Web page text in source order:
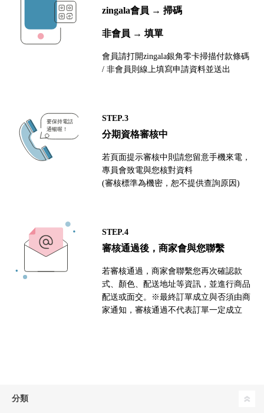
zingala會員 → 掃碼
非會員 → 填單
會員請打開zingala銀角零卡掃描付款條碼
/ 非會員則線上填寫申請資料並送出
STEP.3
分期資格審核中
若頁面提示審核中則請您留意手機來電，
專員會致電與您核對資料
(審核標準為機密，恕不提供查詢原因)
STEP.4
審核通過後，商家會與您聯繫
若審核通過，商家會聯繫您再次確認款
式、顏色、配送地址等資訊，並進行商品
配送或面交。※最終訂單成立與否須由商
家通知，審核通過不代表訂單一定成立
分類